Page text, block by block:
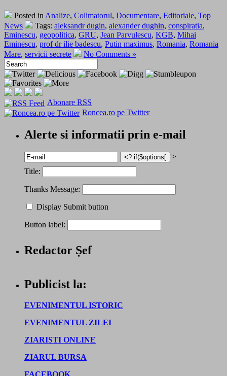
Posted in Analize, Colimatorul, Documentare, Editoriale, Top
News
Tags: aleksandr dugin, alexander dughin, conspiratia,
Eminescu, geopolitica, GRU, Jean Parvulescu, KGB, Mihai
Eminescu, prof dr ilie badescu, Putin maximus, Romania, Romania
Mare, servicii secrete No Comments »
Abonare RSS
Roncea.ro pe Twitter
Alerte si informatii prin e-mail
'>
Title:
Thanks Message:
Display Submit button
Button label:
Redactor Șef
Publicist la:
EVENIMENTUL ISTORIC
EVENIMENTUL ZILEI
ZIARISTI ONLINE
ZIARUL BURSA